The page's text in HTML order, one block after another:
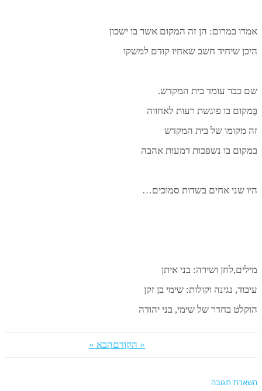
במרום: הן זה המקום אשר בו ישכון
שיחיד חשב שאחיו קודם למשקו
כבר עומד בית המקדש.
בו פוגשת רעות לאחווה
מקומו של בית המקדש
בו נשפכות דמעות אהבה
שני אחים בשדות סמוכים…
ושירה: בני איתן
נגינה וקולות: שימי בן זקן
בחדר של שימי, בני יהודה
« הקודםהבא »
תגובה